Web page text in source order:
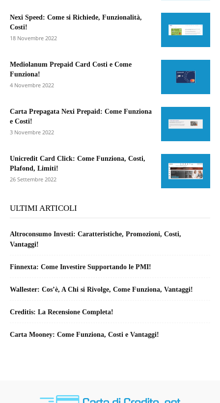
Nexi Speed: Come si Richiede, Funzionalità,
Costi!
18 Novembre 2022
Mediolanum Prepaid Card Costi e Come
Funziona!
4 Novembre 2022
Carta Prepagata Nexi Prepaid: Come Funziona
e Costi!
3 Novembre 2022
Unicredit Card Click: Come Funziona, Costi,
Plafond, Limiti!
26 Settembre 2022
ULTIMI ARTICOLI
Altroconsumo Investi: Caratteristiche, Promozioni, Costi,
Vantaggi!
Finnexta: Come Investire Supportando le PMI!
Wallester: Cos’è, A Chi si Rivolge, Come Funziona, Vantaggi!
Creditis: La Recensione Completa!
Carta Mooney: Come Funziona, Costi e Vantaggi!